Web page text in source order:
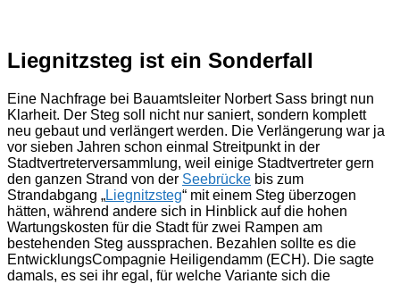
Liegnitzsteg ist ein Sonderfall
Eine Nachfrage bei Bauamtsleiter Norbert Sass bringt nun
Klarheit. Der Steg soll nicht nur saniert, sondern komplett
neu gebaut und verlängert werden. Die Verlängerung war ja
vor sieben Jahren schon einmal Streitpunkt in der
Stadtvertreterversammlung, weil einige Stadtvertreter gern
den ganzen Strand von der Seebrücke bis zum
Strandabgang „Liegnitzsteg“ mit einem Steg überzogen
hätten, während andere sich in Hinblick auf die hohen
Wartungskosten für die Stadt für zwei Rampen am
bestehenden Steg aussprachen. Bezahlen sollte es die
EntwicklungsCompagnie Heiligendamm (ECH). Die sagte
damals, es sei ihr egal, für welche Variante sich die